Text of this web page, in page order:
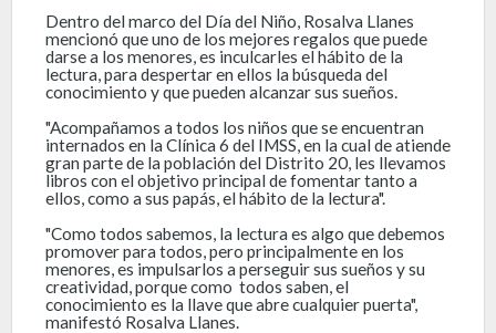
Dentro del marco del Día del Niño, Rosalva Llanes
mencionó que uno de los mejores regalos que puede
darse a los menores, es inculcarles el hábito de la
lectura, para despertar en ellos la búsqueda del
conocimiento y que pueden alcanzar sus sueños.
"Acompañamos a todos los niños que se encuentran
internados en la Clínica 6 del IMSS, en la cual de atiende
gran parte de la población del Distrito 20, les llevamos
libros con el objetivo principal de fomentar tanto a
ellos, como a sus papás, el hábito de la lectura".
"Como todos sabemos, la lectura es algo que debemos
promover para todos, pero principalmente en los
menores, es impulsarlos a perseguir sus sueños y su
creatividad, porque como todos saben, el
conocimiento es la llave que abre cualquier puerta",
manifestó Rosalva Llanes.